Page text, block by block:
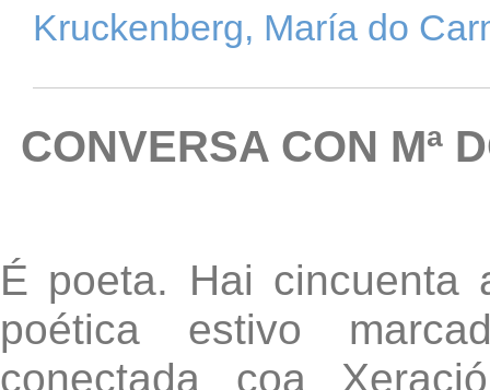
Kruckenberg, María do
CONVERSA CON Mª
É poeta. Hai cincuenta
poética estivo
conectada coa